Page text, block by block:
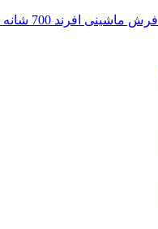
فرش ماشینی افرند 700 شانه زمینه فیلی کد 7783